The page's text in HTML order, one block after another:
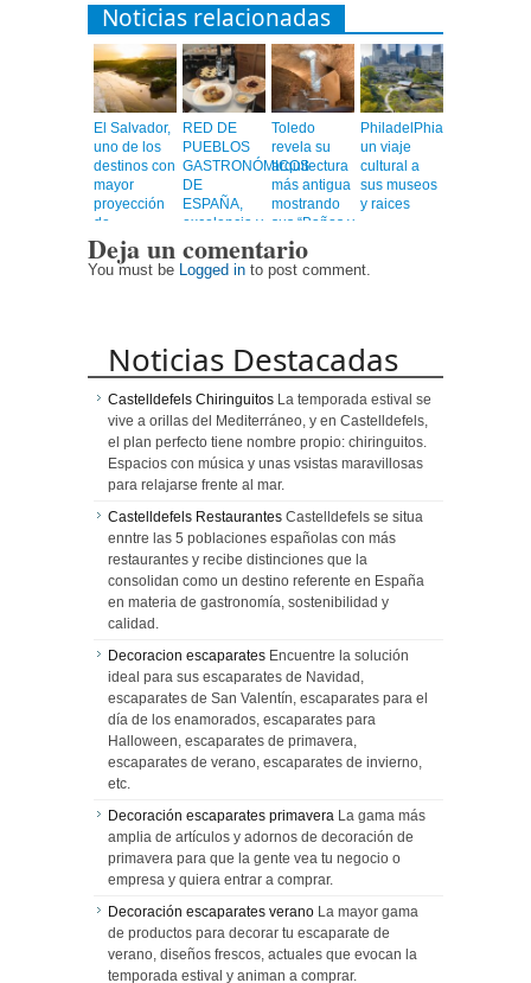
Noticias relacionadas
El Salvador,
uno de los
destinos con
mayor
proyección
de
Centroamérica
RED DE
PUEBLOS
GASTRONÓMICOS
DE
ESPAÑA,
excelencia y
un viaje
emocionante
Toledo
revela su
arquitectura
más antigua
mostrando
sus “Baños y
Mezquitas”
PhiladelPhia,
un viaje
cultural a
sus museos
y raices
Deja un comentario
You must be Logged in to post comment.
Noticias Destacadas
Castelldefels Chiringuitos La temporada estival se
vive a orillas del Mediterráneo, y en Castelldefels,
el plan perfecto tiene nombre propio: chiringuitos.
Espacios con música y unas vsistas maravillosas
para relajarse frente al mar.
Castelldefels Restaurantes Castelldefels se situa
enntre las 5 poblaciones españolas con más
restaurantes y recibe distinciones que la
consolidan como un destino referente en España
en materia de gastronomía, sostenibilidad y
calidad.
Decoracion escaparates Encuentre la solución
ideal para sus escaparates de Navidad,
escaparates de San Valentín, escaparates para el
día de los enamorados, escaparates para
Halloween, escaparates de primavera,
escaparates de verano, escaparates de invierno,
etc.
Decoración escaparates primavera La gama más
amplia de artículos y adornos de decoración de
primavera para que la gente vea tu negocio o
empresa y quiera entrar a comprar.
Decoración escaparates verano La mayor gama
de productos para decorar tu escaparate de
verano, diseños frescos, actuales que evocan la
temporada estival y animan a comprar.